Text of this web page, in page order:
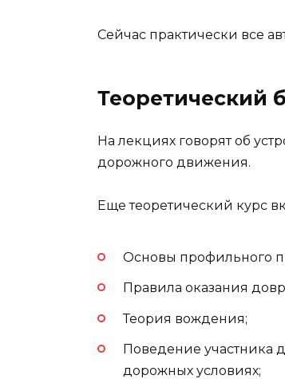
Сейчас практически все
Теоретический
На лекциях говорят об
дорожного движения.
Еще теоретический курс
Основы профильного
Правила оказания
Теория вождения;
Поведение участника
дорожных условиях;